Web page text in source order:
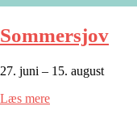
Sommersjov
27. juni – 15. august
Læs mere